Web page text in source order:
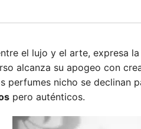
el lujo y el arte, expresa
alcanza su apogeo con
perfumes nicho se declinan
pero auténticos.